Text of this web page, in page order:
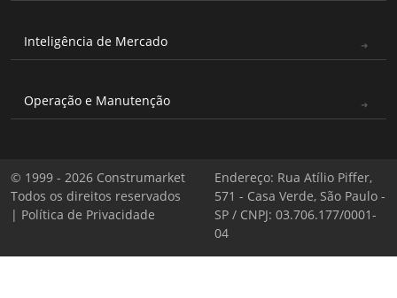
Inteligência de Mercado
Operação e Manutenção
© 1999 - 2026 Construmarket
Todos os direitos reservados
| Política de Privacidade
Endereço: Rua Atílio Piffer,
571 - Casa Verde, São Paulo -
SP / CNPJ: 03.706.177/0001-
04